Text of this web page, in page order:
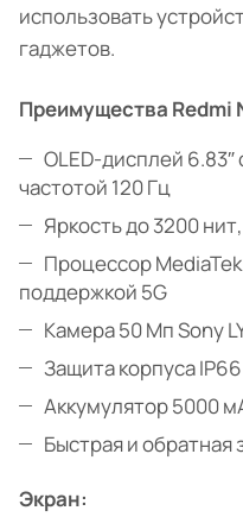
использовать
гаджетов.
Преимущества Redmi
OLED-дисплей
частотой 120 Гц
Яркость до 3200
Процессор
поддержкой 5G
Камера 50 Мп Sony
Защита корпуса
Аккумулятор 5000
Быстрая и обратная
Экран: